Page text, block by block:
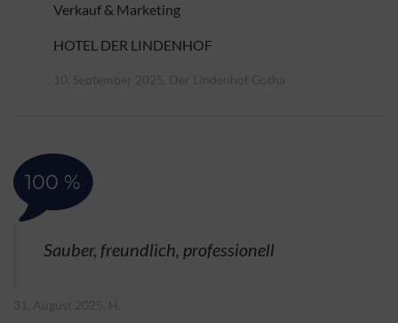
Verkauf & Marketing
HOTEL DER LINDENHOF
100 %
Sauber, freundlich, professionell